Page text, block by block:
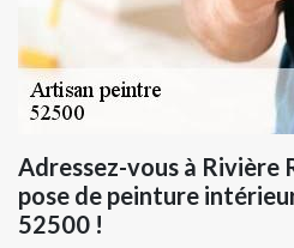
Adressez-vous à Rivière
pose de peinture
52500 !